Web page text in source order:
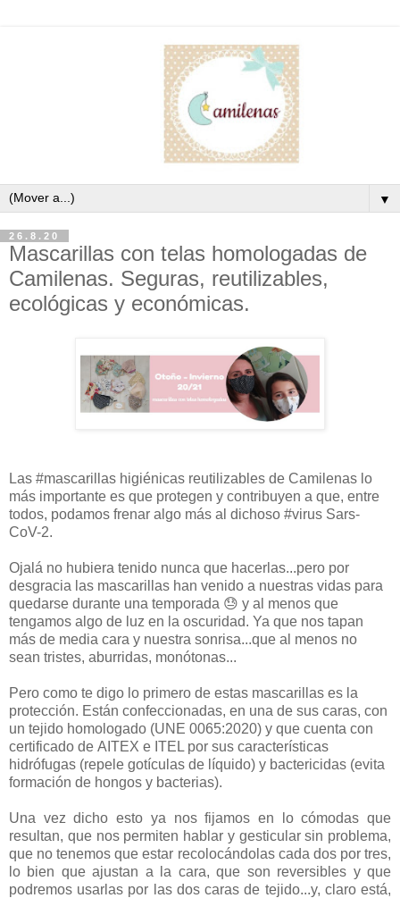
▼
26.8.20
Mascarillas con telas homologadas de
Camilenas. Seguras, reutilizables,
ecológicas y económicas.
Las #mascarillas higiénicas reutilizables de Camilenas lo
más importante es que protegen y contribuyen a que, entre
todos, podamos frenar algo más al dichoso #virus Sars-
CoV-2.
Ojalá no hubiera tenido nunca que hacerlas...pero por
desgracia las mascarillas han venido a nuestras vidas para
quedarse durante una temporada 😓 y al menos que
tengamos algo de luz en la oscuridad. Ya que nos tapan
más de media cara y nuestra sonrisa...que al menos no
sean tristes, aburridas, monótonas...
Pero como te digo lo primero de estas mascarillas es la
protección. Están confeccionadas, en una de sus caras, con
un tejido homologado (UNE 0065:2020) y que cuenta con
certificado de AITEX e ITEL por sus características
hidrófugas (repele gotículas de líquido) y bactericidas (evita
formación de hongos y bacterias).
Una vez dicho esto ya nos fijamos en lo cómodas que
resultan, que nos permiten hablar y gesticular sin problema,
que no tenemos que estar recolocándolas cada dos por tres,
lo bien que ajustan a la cara, que son reversibles y que
podremos usarlas por las dos caras de tejido...y, claro está,